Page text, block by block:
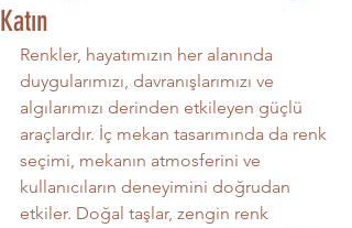
Katın
Renkler, hayatımızın her alanında
duygularımızı, davranışlarımızı ve
algılarımızı derinden etkileyen güçlü
araçlardır. İç mekan tasarımında da renk
seçimi, mekanın atmosferini ve
kullanıcıların deneyimini doğrudan
etkiler. Doğal taşlar, zengin renk